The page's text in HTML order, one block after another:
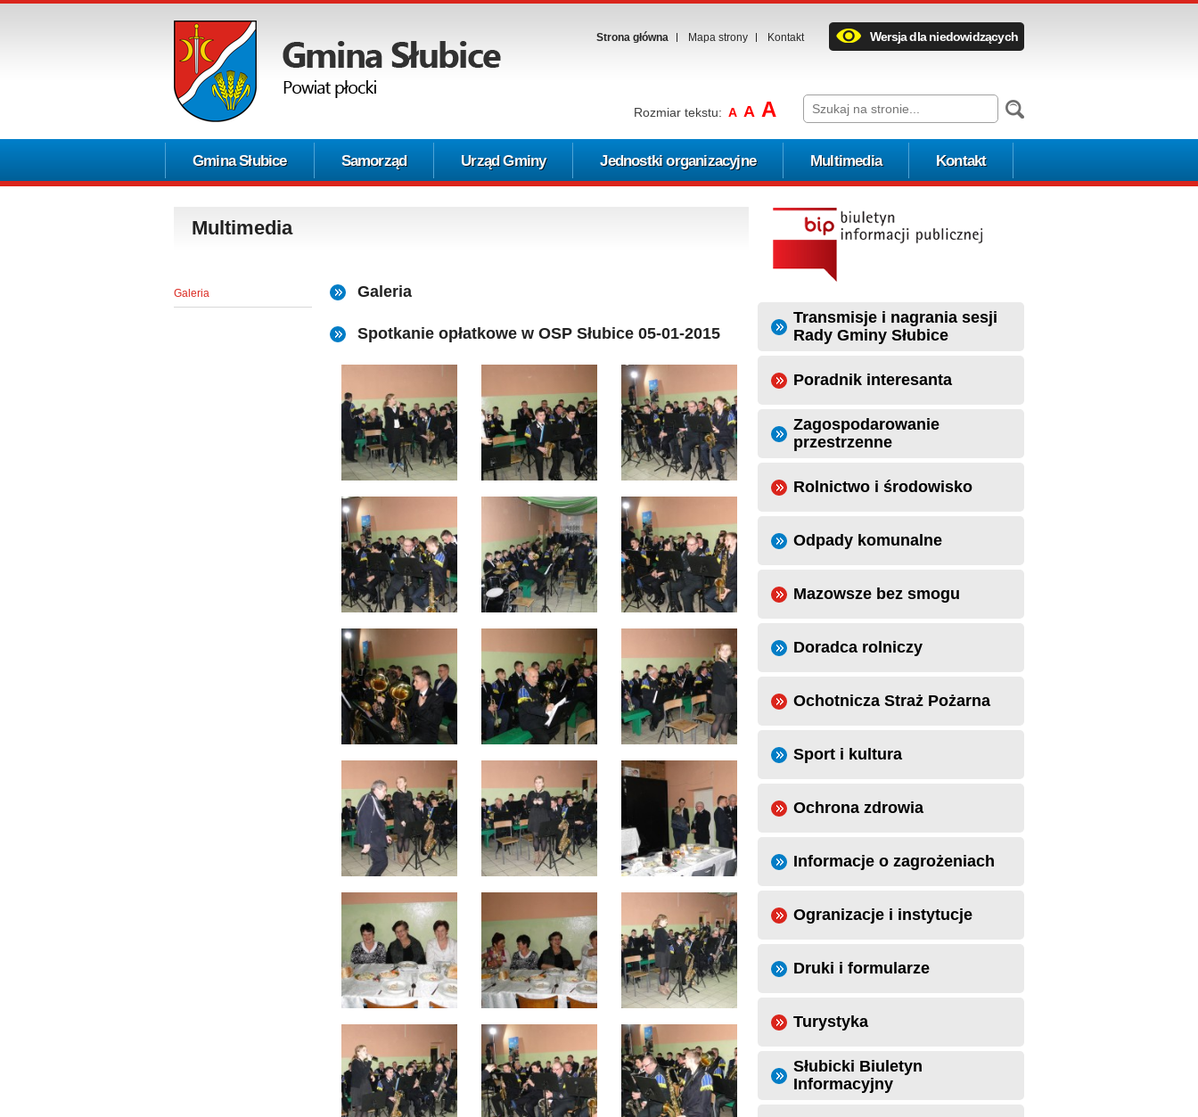
Strona główna Mapa strony Kontakt Wersja dla niedowidzących
Rozmiar tekstu: A A A
Gmina Słubice Samorząd Urząd Gminy Jednostki organizacyjne Multimedia Kontakt
Multimedia
Galeria Galeria
Spotkanie opłatkowe w OSP Słubice 05-01-2015
Transmisje i nagrania sesji
Rady Gminy Słubice
Poradnik interesanta
Zagospodarowanie
przestrzenne
Rolnictwo i środowisko
Odpady komunalne
Mazowsze bez smogu
Doradca rolniczy
Ochotnicza Straż Pożarna
Sport i kultura
Ochrona zdrowia
Informacje o zagrożeniach
Ogranizacje i instytucje
Druki i formularze
Turystyka
Słubicki Biuletyn
Informacyjny